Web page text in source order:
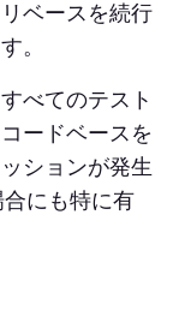
ベースを続行
。
べてのテスト
ードベースを
ションが発生
にも特に有